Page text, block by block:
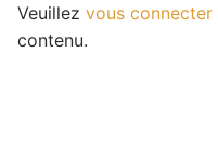
Veuillez vous connecter
contenu.